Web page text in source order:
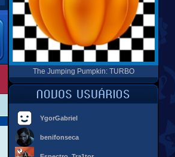
The Jumping Pumpkin: TURBO
YgorGabriel
benifonseca